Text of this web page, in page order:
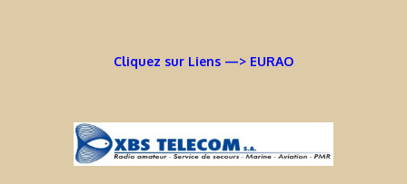
Cliquez sur Liens —> EURAO